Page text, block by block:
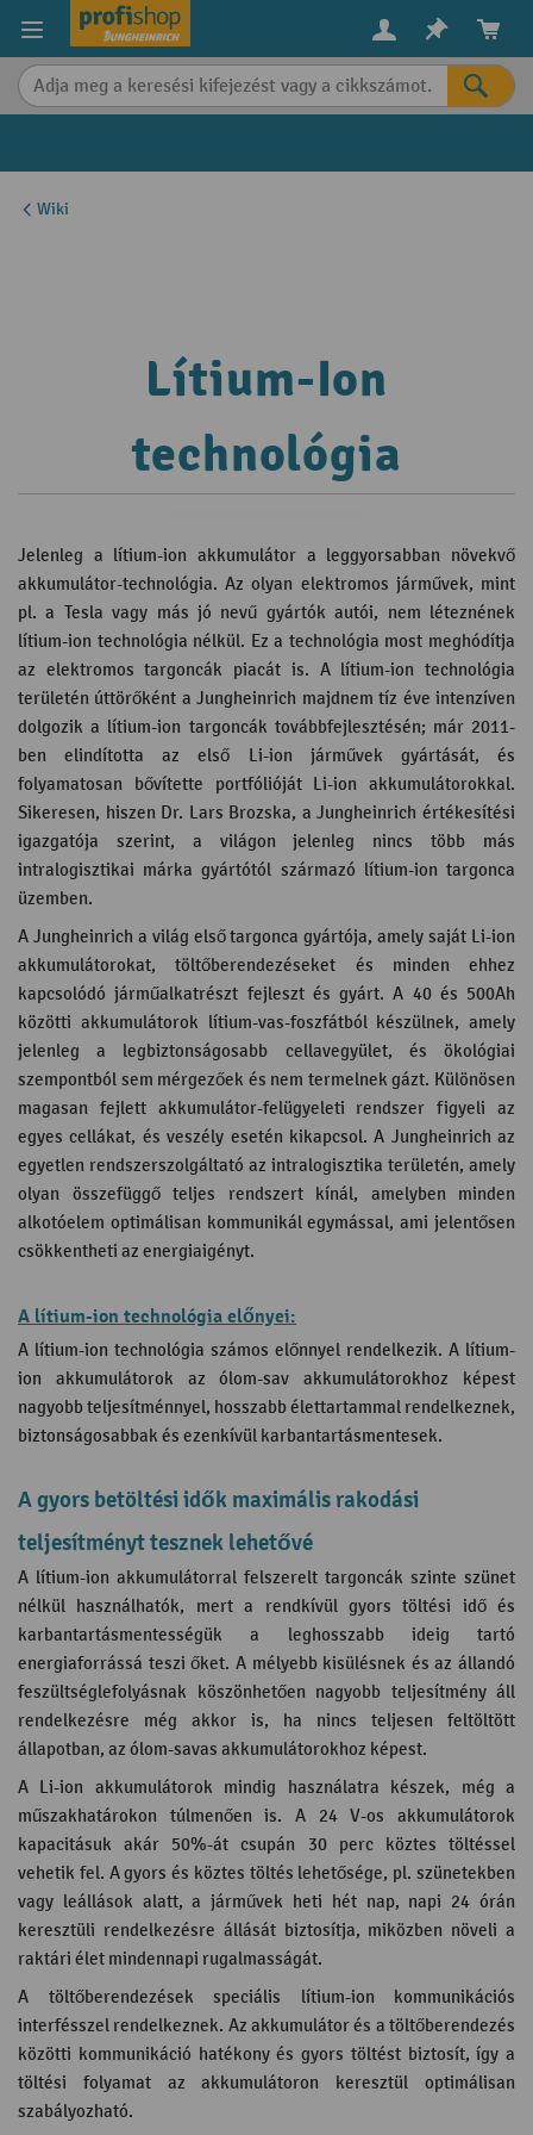
content
Wiki
Lítium-Ion
technológia
Jelenleg a lítium-ion akkumulátor a leggyorsabban növekvő
akkumulátor-technológia. Az olyan elektromos járművek, mint
pl. a Tesla vagy más jó nevű gyártók autói, nem léteznének
lítium-ion technológia nélkül. Ez a technológia most meghódítja
az elektromos targoncák piacát is. A lítium-ion technológia
területén úttörőként a Jungheinrich majdnem tíz éve intenzíven
dolgozik a lítium-ion targoncák továbbfejlesztésén; már 2011-
ben elindította az első Li-ion járművek gyártását, és
folyamatosan bővítette portfólióját Li-ion akkumulátorokkal.
Sikeresen, hiszen Dr. Lars Brozska, a Jungheinrich értékesítési
igazgatója szerint, a világon jelenleg nincs több más
intralogisztikai márka gyártótól származó lítium-ion targonca
üzemben.
A Jungheinrich a világ első targonca gyártója, amely saját Li-ion
akkumulátorokat, töltőberendezéseket és minden ehhez
kapcsolódó járműalkatrészt fejleszt és gyárt. A 40 és 500Ah
közötti akkumulátorok lítium-vas-foszfátból készülnek, amely
jelenleg a legbiztonságosabb cellavegyület, és ökológiai
szempontból sem mérgezőek és nem termelnek gázt. Különösen
magasan fejlett akkumulátor-felügyeleti rendszer figyeli az
egyes cellákat, és veszély esetén kikapcsol. A Jungheinrich az
egyetlen rendszerszolgáltató az intralogisztika területén, amely
olyan összefüggő teljes rendszert kínál, amelyben minden
alkotóelem optimálisan kommunikál egymással, ami jelentősen
csökkentheti az energiaigényt.
A lítium-ion technológia előnyei:
A lítium-ion technológia számos előnnyel rendelkezik. A lítium-
ion akkumulátorok az ólom-sav akkumulátorokhoz képest
nagyobb teljesítménnyel, hosszabb élettartammal rendelkeznek,
biztonságosabbak és ezenkívül karbantartásmentesek.
A gyors betöltési idők maximális rakodási
teljesítményt tesznek lehetővé
A lítium-ion akkumulátorral felszerelt targoncák szinte szünet
nélkül használhatók, mert a rendkívül gyors töltési idő és
karbantartásmentességük a leghosszabb ideig tartó
energiaforrássá teszi őket. A mélyebb kisülésnek és az állandó
feszültséglefolyásnak köszönhetően nagyobb teljesítmény áll
rendelkezésre még akkor is, ha nincs teljesen feltöltött
állapotban, az ólom-savas akkumulátorokhoz képest.
A Li-ion akkumulátorok mindig használatra készek, még a
műszakhatárokon túlmenően is. A 24 V-os akkumulátorok
kapacitásuk akár 50%-át csupán 30 perc köztes töltéssel
vehetik fel. A gyors és köztes töltés lehetősége, pl. szünetekben
vagy leállások alatt, a járművek heti hét nap, napi 24 órán
keresztüli rendelkezésre állását biztosítja, miközben növeli a
raktári élet mindennapi rugalmasságát.
A töltőberendezések speciális lítium-ion kommunikációs
interfésszel rendelkeznek. Az akkumulátor és a töltőberendezés
közötti kommunikáció hatékony és gyors töltést biztosít, így a
töltési folyamat az akkumulátoron keresztül optimálisan
szabályozható.